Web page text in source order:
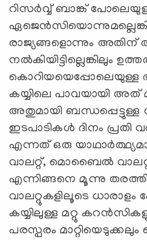
റിസർവ്വ് ബാങ്ക്
രാജ്യങ്ങളൊന്നും അതിന്
നൽകിയിട്ടില്ലെങ്കിലും
കൊറിയയെപ്പോലെയുള്ള
കയ്യിലെ പാവയായി അത്
അതുമായി ബന്ധപ്പെട്ടുള്ള
ഇടപാടികൾ ദിനം പ്രതി
എന്നത് ഒരു
വാലറ്റ്, മൊബൈല്‍
എന്നിങ്ങനെ മൂന്നു
വാലറ്റുകളിലൂടെ
കയ്യിലുള്ള മറ്റു
പരസ്പരം